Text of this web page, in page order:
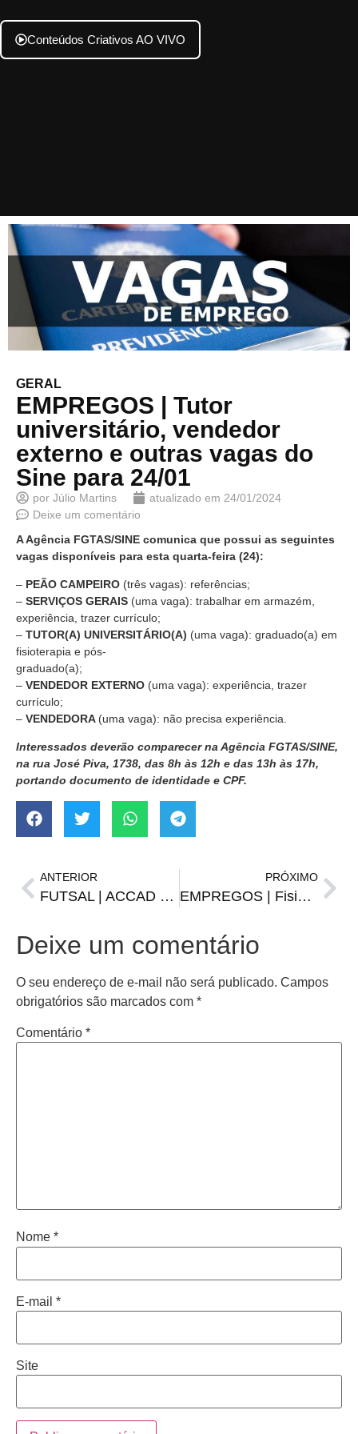
Conteúdos Criativos AO VIVO
GERAL
EMPREGOS | Tutor
universitário, vendedor
externo e outras vagas do
Sine para 24/01
por Júlio Martins atualizado em 24/01/2024
Deixe um comentário
A Agência FGTAS/SINE comunica que possui as seguintes
vagas disponíveis para esta quarta-feira (24):
– PEÃO CAMPEIRO (três vagas): referências;
– SERVIÇOS GERAIS (uma vaga): trabalhar em armazém,
experiência, trazer currículo;
– TUTOR(A) UNIVERSITÁRIO(A) (uma vaga): graduado(a) em
fisioterapia e pós-
graduado(a);
– VENDEDOR EXTERNO (uma vaga): experiência, trazer
currículo;
– VENDEDORA (uma vaga): não precisa experiência.
Interessados deverão comparecer na Agência FGTAS/SINE,
na rua José Piva, 1738, das 8h às 12h e das 13h às 17h,
portando documento de identidade e CPF.
ANTERIOR
FUTSAL | ACCAD promete pacotão de anúncios para a disputa da Bronze
PRÓXIMO
EMPREGOS | Fisioterapeuta, garçom, cuidadora de idoso e outras vagas do Sine para 29/01
Deixe um comentário
O seu endereço de e-mail não será publicado. Campos
obrigatórios são marcados com *
Comentário *
Nome *
E-mail *
Site